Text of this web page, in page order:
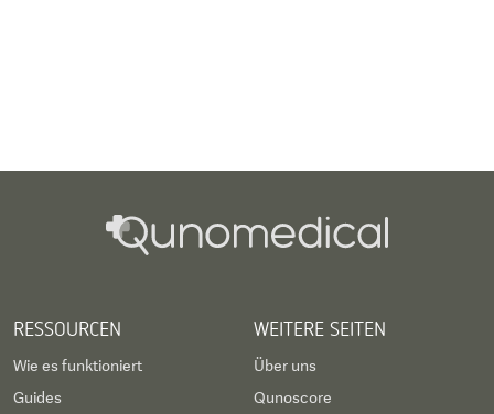
RESSOURCEN
Wie es funktioniert
Guides
WEITERE SEITEN
Über uns
Qunoscore